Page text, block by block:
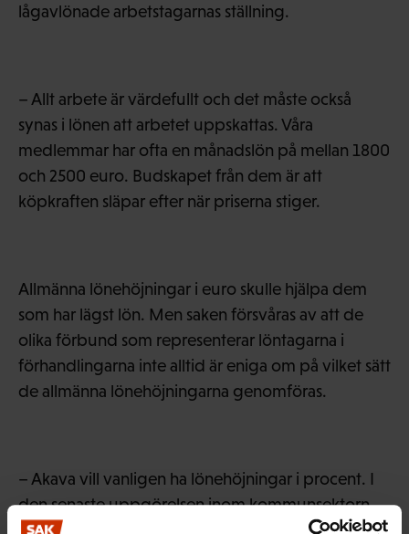
lågavlönade arbetstagarnas ställning.
– Allt arbete är värdefullt och det måste också
synas i lönen att arbetet uppskattas. Våra
medlemmar har ofta en månadslön på mellan 1800
och 2500 euro. Budskapet från dem är att
köpkraften släpar efter när priserna stiger.
Allmänna lönehöjningar i euro skulle hjälpa dem
som har lägst lön. Men saken försvåras av att de
olika förbund som representerar löntagarna i
förhandlingarna inte alltid är eniga om på vilket sätt
de allmänna lönehöjningarna genomföras.
– Akava vill vanligen ha lönehöjningar i procent. I
den senaste uppgörelsen inom kommunsektorn
kom man överens om en kompromiss där det